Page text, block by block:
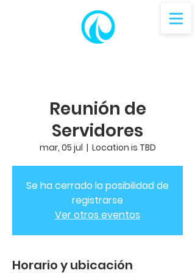
Reunión de
Servidores
mar, 05 jul
  |
Location is TBD
Se ha cerrado la posibilidad de
registrarse
Ver otros eventos
Horario y ubicación